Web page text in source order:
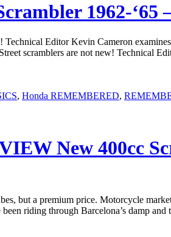
1962-
Editor Kevin Cameron
scramblers are not new! Technical
, Honda REMEMBERED,
New 400cc
but a premium price. Motorcycle
riding through Barcelona’s damp and